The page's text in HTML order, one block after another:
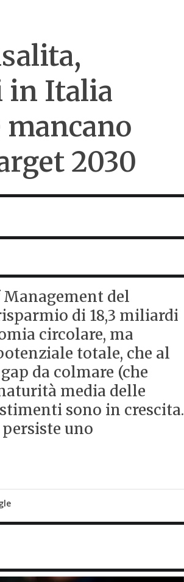
in Italia
2030
del
di 18,3 miliardi
circolare, ma
totale, che al
da colmare (che
media delle
sono in crescita.
uno